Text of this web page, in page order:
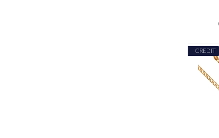
CREDIT